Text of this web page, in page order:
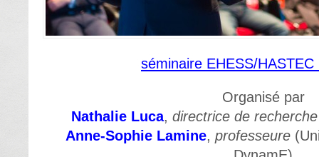
séminaire EHESS/HASTEC
Organisé par
Nathalie Luca, directrice de
Anne-Sophie Lamine,professeure